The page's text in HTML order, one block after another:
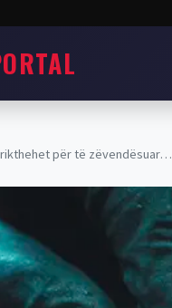
për të zëvendësuar…